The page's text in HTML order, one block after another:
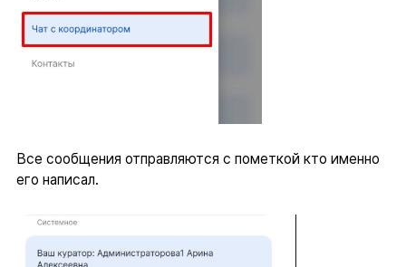
Все сообщения отправляются с пометкой кто именно
его написал.